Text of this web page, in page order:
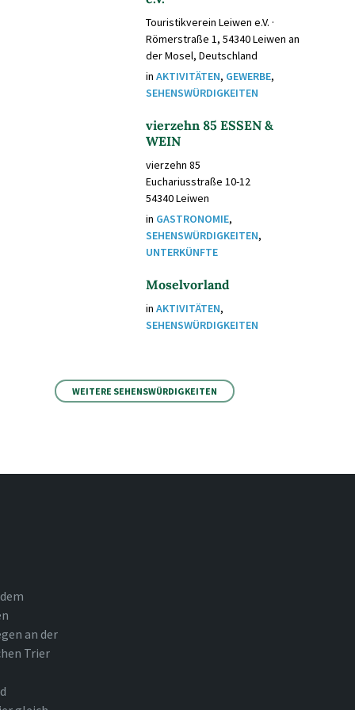
Touristikverein Leiwen e.V. ·
Römerstraße 1, 54340 Leiwen an
der Mosel, Deutschland
inAKTIVITÄTEN, GEWERBE,
SEHENSWÜRDIGKEITEN
vierzehn 85 ESSEN &
WEIN
vierzehn 85
Euchariusstraße 10-12
54340 Leiwen
in GASTRONOMIE,
SEHENSWÜRDIGKEITEN,
UNTERKÜNFTE
Moselvorland
inAKTIVITÄTEN,
SEHENSWÜRDIGKEITEN
WEITERE SEHENSWÜRDIGKEITEN
an der
Trier